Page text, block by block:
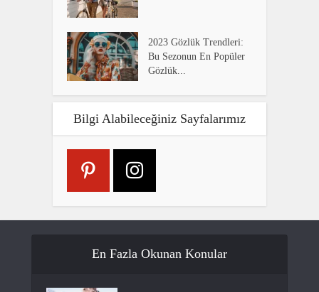
2023 Gözlük Trendleri:
Bu Sezonun En Popüler
Gözlük...
Bilgi Alabileceğiniz Sayfalarımız
En Fazla Okunan Konular